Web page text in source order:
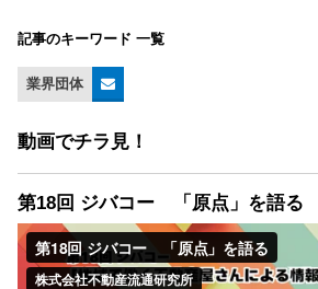
記事のキーワード 一覧
業界団体
動画でチラ見！
第18回 ジバコー 「原点」を語る